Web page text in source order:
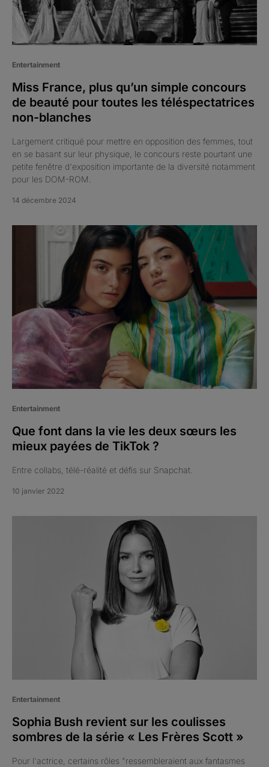
Entertainment
Miss France, plus qu’un simple concours
de beauté pour toutes les téléspectatrices
non-blanches
Largement critiqué pour mettre en opposition des femmes, tout
en se basant sur leur physique, le concours reste pourtant une
petite fenêtre d'exposition importante de la diversité notamment
pour les DOM-ROM.
14 décembre 2024
Entertainment
Que font dans la vie les deux sœurs les
mieux payées de TikTok ?
Entre collabs, télé-réalité et défis sur Snapchat.
10 janvier 2022
Entertainment
Sophia Bush revient sur les coulisses
sombres de la série « Les Frères Scott »
Pour l'actrice, certains rôles "ressembleraient aux fantasmes